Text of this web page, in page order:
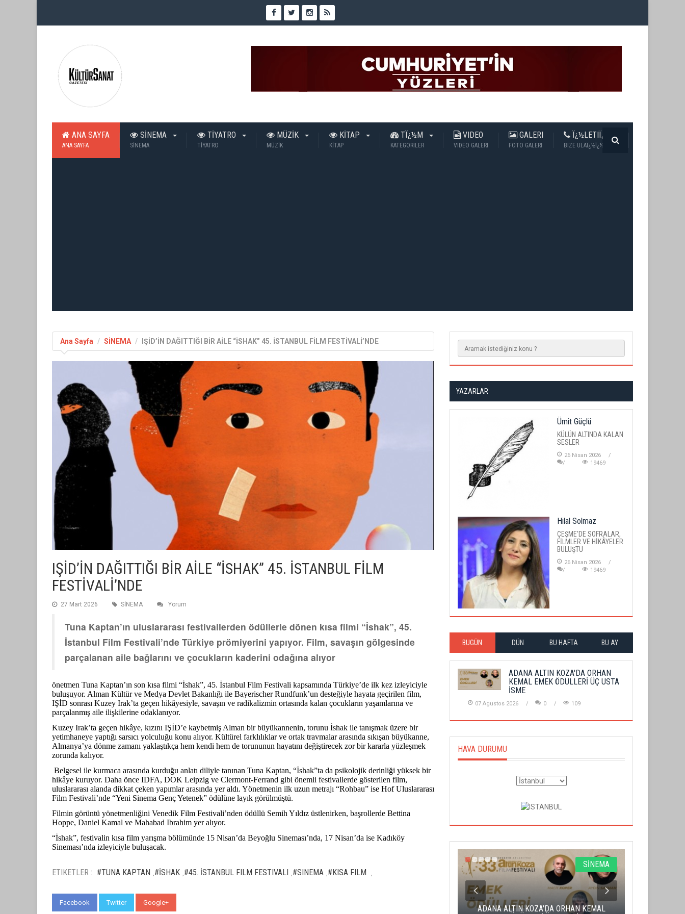
ANA SAYFA
ANA SAYFA
SİNEMA
SİNEMA
TİYATRO
TİYATRO
MÜZİK
MÜZİK
KİTAP
KİTAP
TÏ¿½M
KATEGORILER
VIDEO
VIDEO GALERI
GALERI
FOTO GALERI
Ï¿½LETIÏ¿½IM
BIZE ULAÏ¿½Ï¿½N
Ana Sayfa SİNEMA IŞİD’İN DAĞITTIĞI BİR AİLE “İSHAK” 45. İSTANBUL FİLM FESTİVALİ’NDE
IŞİD’İN DAĞITTIĞI BİR AİLE “İSHAK” 45. İSTANBUL FİLM
FESTİVALİ’NDE
27 Mart 2026 SİNEMA Yorum
Tuna Kaptan’ın uluslararası festivallerden ödüllerle dönen kısa filmi “İshak”, 45.
İstanbul Film Festivali’nde Türkiye prömiyerini yapıyor. Film, savaşın gölgesinde
parçalanan aile bağlarını ve çocukların kaderini odağına alıyor
önetmen Tuna Kaptan’ın son kısa filmi “İshak”, 45. İstanbul Film Festivali kapsamında Türkiye’de ilk kez izleyiciyle
buluşuyor. Alman Kültür ve Medya Devlet Bakanlığı ile Bayerischer Rundfunk’un desteğiyle hayata geçirilen film,
IŞİD sonrası Kuzey Irak’ta geçen hikâyesiyle, savaşın ve radikalizmin ortasında kalan çocukların yaşamlarına ve
parçalanmış aile ilişkilerine odaklanıyor.
Kuzey Irak’ta geçen hikâye, kızını IŞİD’e kaybetmiş Alman bir büyükannenin, torunu İshak ile tanışmak üzere bir
yetimhaneye yaptığı sarsıcı yolculuğu konu alıyor. Kültürel farklılıklar ve ortak travmalar arasında sıkışan büyükanne,
Almanya’ya dönme zamanı yaklaştıkça hem kendi hem de torununun hayatını değiştirecek zor bir kararla yüzleşmek
zorunda kalıyor.
Belgesel ile kurmaca arasında kurduğu anlatı diliyle tanınan Tuna Kaptan, “İshak”ta da psikolojik derinliği yüksek bir
hikâye kuruyor. Daha önce IDFA, DOK Leipzig ve Clermont-Ferrand gibi önemli festivallerde gösterilen film,
uluslararası alanda dikkat çeken yapımlar arasında yer aldı. Yönetmenin ilk uzun metrajı “Rohbau” ise Hof Uluslararası
Film Festivali’nde “Yeni Sinema Genç Yetenek” ödülüne layık görülmüştü.
Filmin görüntü yönetmenliğini Venedik Film Festivali’nden ödüllü Semih Yıldız üstlenirken, başrollerde Bettina
Hoppe, Daniel Kamal ve Mahabad Ibrahim yer alıyor.
“İshak”, festivalin kısa film yarışma bölümünde 15 Nisan’da Beyoğlu Sineması’nda, 17 Nisan’da ise Kadıköy
Sineması’nda izleyiciyle buluşacak.
ETIKETLER : #TUNA KAPTAN #İSHAK #45. İSTANBUL FILM FESTIVALI #SINEMA #KISA FILM
Facebook Twitter Google+
YAZARLAR
Ümit Güçlü
KÜLÜN ALTINDA KALAN
SESLER
26 Nisan 2026
19469
Hilal Solmaz
ÇEŞME'DE SOFRALAR,
FİLMLER VE HİKÂYELER
BULUŞTU
26 Nisan 2026
19469
BUGÜN DÜN BU HAFTA BU AY
ADANA ALTIN KOZA'DA ORHAN
KEMAL EMEK ÖDÜLLERİ ÜÇ USTA
İSME
07 Agustos 2026 0 109
HAVA DURUMU
SİNEMA
ADANA ALTIN KOZA'DA ORHAN KEMAL